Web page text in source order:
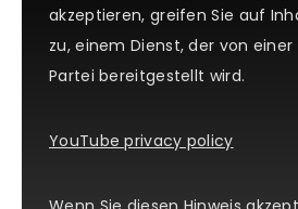
akzeptieren, greifen Sie auf
zu, einem Dienst, der von
Partei bereitgestellt wird.
YouTube privacy policy